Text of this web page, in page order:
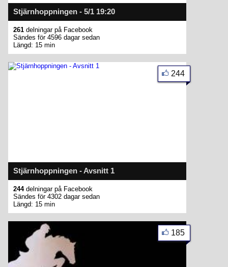
Stjärnhoppningen - 5/1 19:20
261 delningar på Facebook
Sändes för 4596 dagar sedan
Längd: 15 min
Stjärnhoppningen - Avsnitt 1
244
244delningar på Facebook
Sändes för 4302 dagar sedan
Längd: 15 min
185